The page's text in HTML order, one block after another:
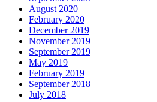
August 2020
February 2020
December 2019
November 2019
September 2019
May 2019
February 2019
September 2018
July 2018